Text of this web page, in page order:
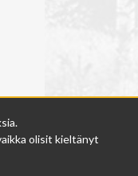
olisit kieltänyt